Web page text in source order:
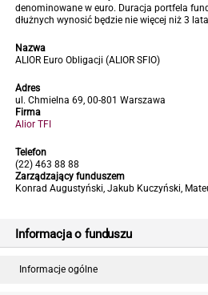
denominowane w euro. Duracja portfela
dłużnych wynosić będzie nie więcej niż 3
Nazwa
ALIOR Euro Obligacji (ALIOR SFIO)
Adres
ul. Chmielna 69, 00-801 Warszawa
Firma
Alior TFI
Telefon
(22) 463 88 88
Zarządzający funduszem
Konrad Augustyński, Jakub Kuczyński,
Informacja o funduszu
Informacje ogólne